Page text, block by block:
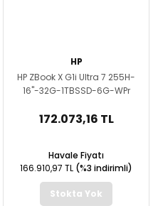
HP
HP ZBook X G1i Ultra 7 255H-
16''-32G-1TBSSD-6G-WPr
172.073,16 TL
Havale Fiyatı
166.910,97 TL (%3 indirimli)
Stokta Yok